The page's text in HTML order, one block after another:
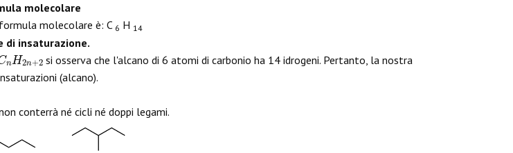
molecolare
2 molecolare è: C 6 H 14
di insaturazione.
nH2n+2si osserva che l'alcano di 6 atomi di carbonio ha 14 idrogeni. Pertanto, la nostra
(alcano).
conterrà né cicli né doppi legami.